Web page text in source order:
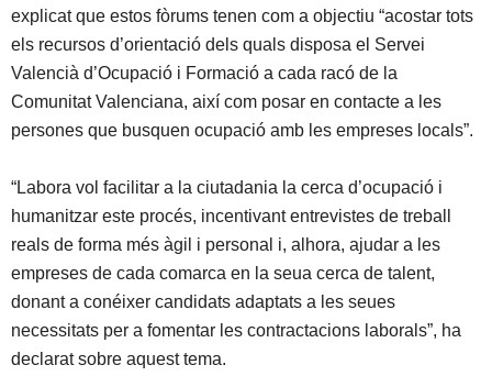
explicat que estos fòrums tenen com a objectiu “acostar tots
els recursos d’orientació dels quals disposa el Servei
Valencià d’Ocupació i Formació a cada racó de la
Comunitat Valenciana, així com posar en contacte a les
persones que busquen ocupació amb les empreses locals”.
“Labora vol facilitar a la ciutadania la cerca d’ocupació i
humanitzar este procés, incentivant entrevistes de treball
reals de forma més àgil i personal i, alhora, ajudar a les
empreses de cada comarca en la seua cerca de talent,
donant a conéixer candidats adaptats a les seues
necessitats per a fomentar les contractacions laborals”, ha
declarat sobre aquest tema.